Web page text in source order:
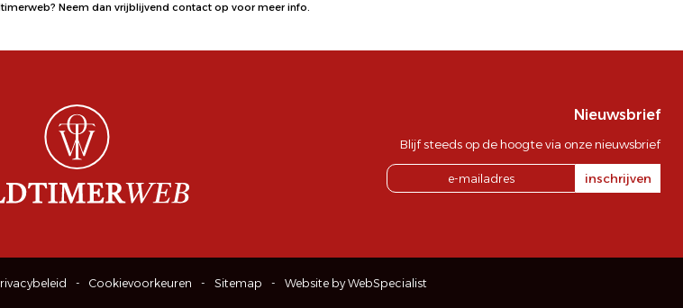
Neem dan vrijblijvend contact op voor meer info.
Nieuwsbrief
Blijf steeds op de hoogte via onze nieuwsbrief
inschrijven
Cookievoorkeuren Sitemap Website by WebSpecialist